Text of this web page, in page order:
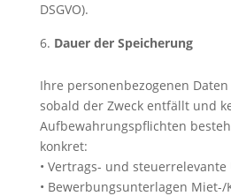
DSGVO).
Dauer der Speicherung
Ihre personenbezogenen
sobald der Zweck entfällt und
Aufbewahrungspflichten
konkret:
• Vertrags- und steuerrelevante
• Bewerbungsunterlagen Miet-/